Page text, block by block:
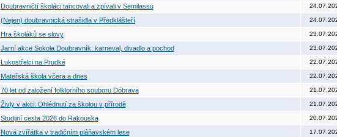
Doubravničtí školáci tancovali a zpívali v Semilassu
(Nejen) doubravnická strašidla v Předklášteří
Hra školáků se slovy
Jarní akce Sokola Doubravník: karneval, divadlo a pochod
Lukostřelci na Prudké
Mateřská škola včera a dnes
70 let od založení folklorního souboru Dóbrava
Živly v akci: Ohlédnutí za školou v přírodě
Studijní cesta 2026 do Rakouska
Nová zvířátka v tradičním pláňavském lese